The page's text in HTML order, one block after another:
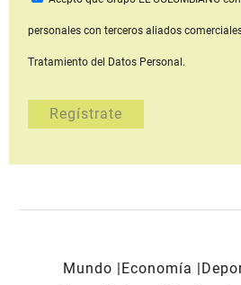
personales con terceros aliados
Tratamiento del Datos Personal.
Mundo Economía